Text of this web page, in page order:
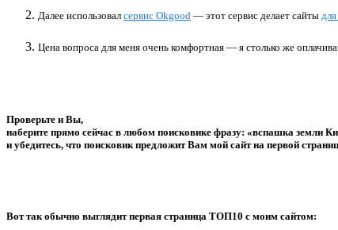
Далее использовал сервис Okgood — этот сервис делает сайты
Цена вопроса для меня очень комфортная — я столько же
Проверьте и Вы,
наберите прямо сейчас в любом поисковике фразу: «вспашка земли
и убедитесь, что поисковик предложит Вам мой сайт на первой
Вот так обычно выглядит первая страница ТОП10 с моим сайтом: